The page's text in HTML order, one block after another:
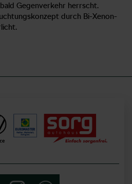
Gegenverkehr herrscht.
durch Bi-Xenon-